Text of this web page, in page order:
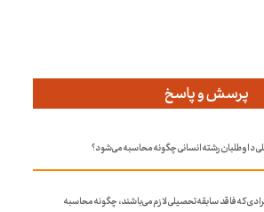
پرسش و پاسخ
که فاقد سابقه تحصیلی لازم می‌باشند، چگونه محاسبه